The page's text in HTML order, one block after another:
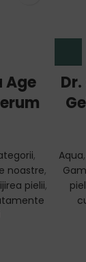
Age
,
noastre,
pielii,
Aqua,